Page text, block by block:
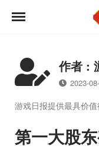
作者 :
2023-
游戏日报提供最具价值
第一大股